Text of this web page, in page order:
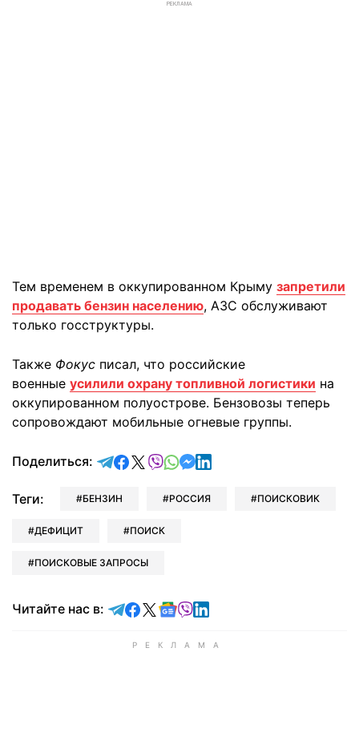
РЕКЛАМА
Тем временем в оккупированном Крыму запретили
продавать бензин населению, АЗС обслуживают
только госструктуры.
Также Фокус писал, что российские
военные усилили охрану топливной логистики на
оккупированном полуострове. Бензовозы теперь
сопровождают мобильные огневые группы.
Поделиться: отправить в Telegram
поделиться в Facebook
поделиться в X
отправить в Viber
отправить в Whatsapp
отправить в Messenger
отправить в LinkedIn
Теги: БЕНЗИН РОССИЯ ПОИСКОВИК
ДЕФИЦИТ ПОИСК
ПОИСКОВЫЕ ЗАПРОСЫ
Читайте нас в: Читайте в Telegram
Читайте в Facebook
Читайте в X
Читайте в Google news
Читайте в Viber
Читайте в LinkedIn